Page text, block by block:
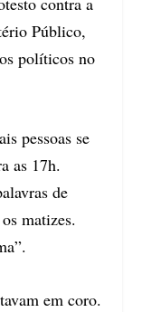
Público,
políticos no
pessoas se
as 17h.
de
matizes.
em coro.